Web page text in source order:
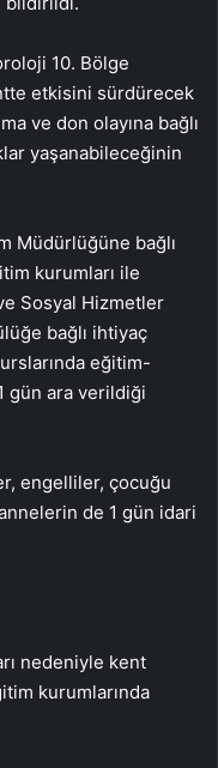
10. Bölge
etkisini sürdürecek
ve don olayına bağlı
yaşanabileceğinin
Müdürlüğüne bağlı
kurumları ile
Sosyal Hizmetler
bağlı ihtiyaç
eğitim-
gün ara verildiği
engelliler, çocuğu
de 1 gün idari
nedeniyle kent
kurumlarında